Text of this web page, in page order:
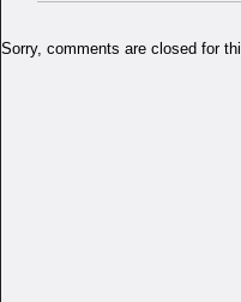
Sorry, comments are closed for